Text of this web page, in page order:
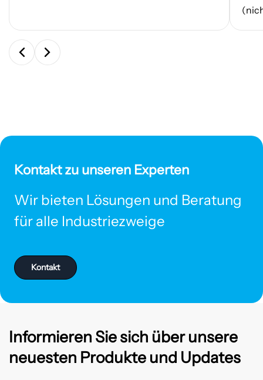
Kontakt zu unseren Experten
Wir bieten Lösungen und Beratung
für alle Industriezweige
Kontakt
Informieren Sie sich über unsere
neuesten Produkte und Updates